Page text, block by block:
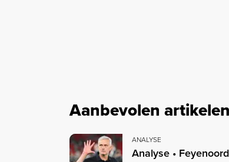
Aanbevolen artikelen
ANALYSE
Analyse •